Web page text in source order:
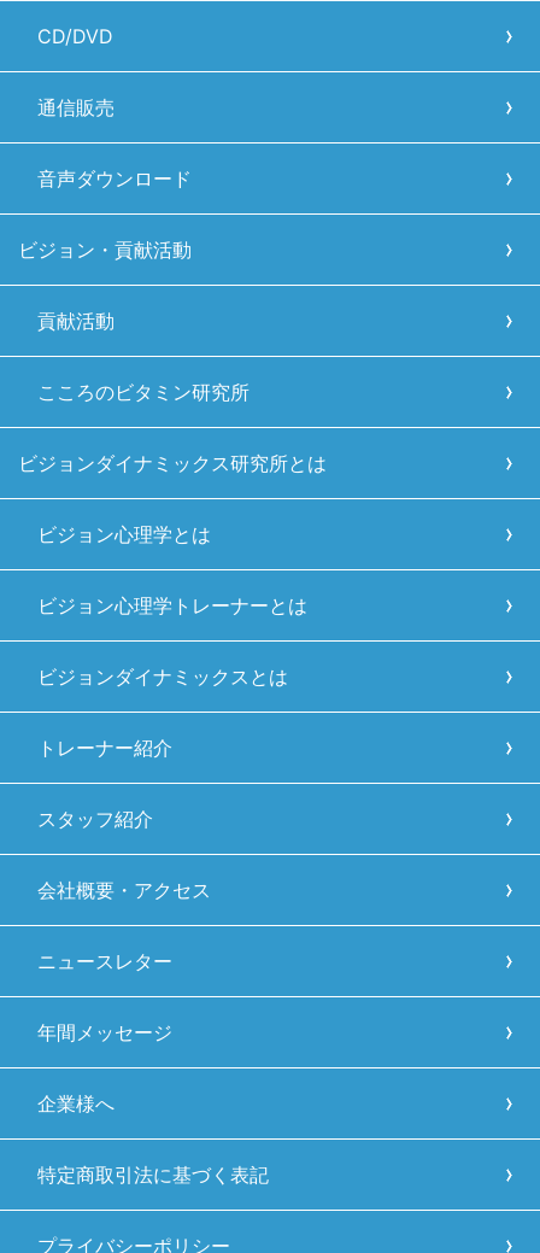
CD/DVD
通信販売
音声ダウンロード
ビジョン・貢献活動
貢献活動
こころのビタミン研究所
ビジョンダイナミックス研究所とは
ビジョン心理学とは
ビジョン心理学トレーナーとは
ビジョンダイナミックスとは
トレーナー紹介
スタッフ紹介
会社概要・アクセス
ニュースレター
年間メッセージ
企業様へ
特定商取引法に基づく表記
プライバシーポリシー